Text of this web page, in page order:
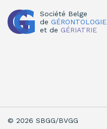
Société Belge
de GÉRONTOLOGIE
et de GÉRIATRIE
© 2026 SBGG/BVGG